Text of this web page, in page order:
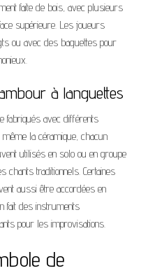
faite de bois, avec plusieurs
supérieure. Les joueurs
ou avec des baguettes pour
à languettes
fabriqués avec différents
la céramique, chacun
utilisés en solo ou en groupe
traditionnels. Certaines
aussi être accordées en
fait des instruments
pour les improvisations.
de